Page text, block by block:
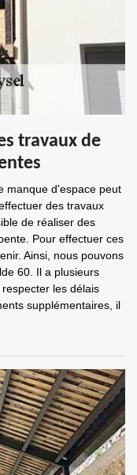
travaux de
manque d'espace peut
des travaux
de réaliser des
Pour effectuer ces
Ainsi, nous pouvons
60. Il a plusieurs
les délais
supplémentaires, il